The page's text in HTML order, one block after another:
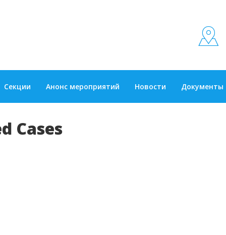
Секции Анонс мероприятий Новости Документы
Cases